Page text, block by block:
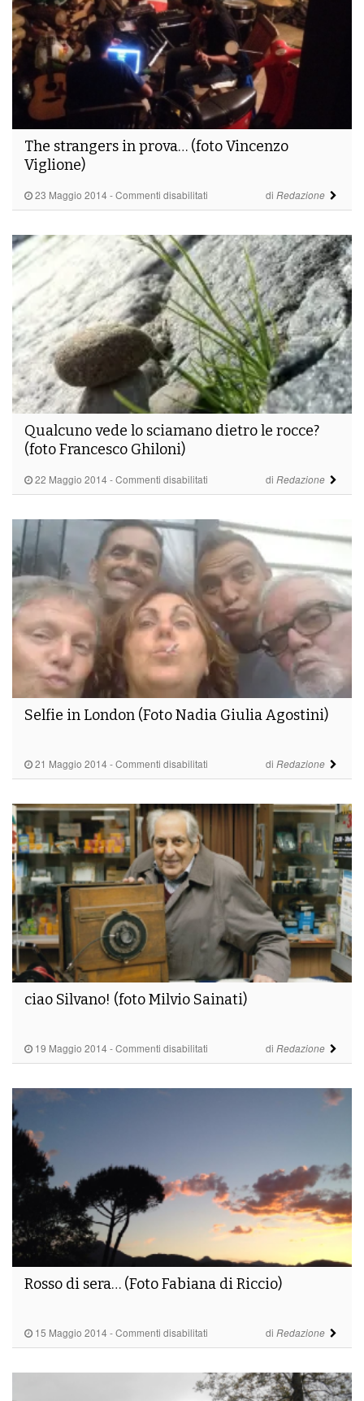
23 Maggio 2014 -Commenti disabilitati
The
in
prova…
(foto
Vincenzo
Viglione)
di Redazione
The strangers in prova… (foto Vincenzo
Viglione)
22 Maggio 2014 -Commenti disabilitati
Qualcuno
lo
sciamano
dietro
le
rocce?
(foto
Francesco
Ghiloni)
di Redazione
Qualcuno vede lo sciamano dietro le rocce?
(foto Francesco Ghiloni)
21 Maggio 2014 -Commenti disabilitati
Selfie
London
(Foto
Giulia
Agostini)
di Redazione
Selfie in London (Foto Nadia Giulia Agostini)
19 Maggio 2014 -Commenti disabilitati
ciao
(foto
di Redazione
ciao Silvano! (foto Milvio Sainati)
15 Maggio 2014 -Commenti disabilitati
Rosso
sera…
(Foto
di Redazione
Rosso di sera… (Foto Fabiana di Riccio)